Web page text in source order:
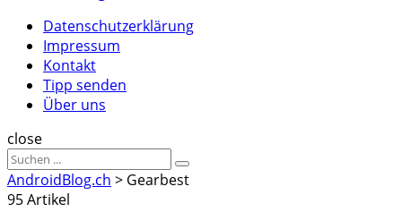
Datenschutzerklärung
Impressum
Kontakt
Tipp senden
Über uns
Suche
close
Sucheergebnisse
für
Suche
AndroidBlog.ch > Gearbest
95 Artikel